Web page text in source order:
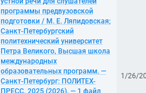
программы предвузовской
подготовки / М. Е. Ляпидовская;
Санкт-Петербургский
политехнический университет
Петра Великого, Высшая школа
международных
образовательных программ. —
Санкт-Петербург: ПОЛИТЕХ-
ПРЕСС, 2025 (2026). — 1 файл
1/26/